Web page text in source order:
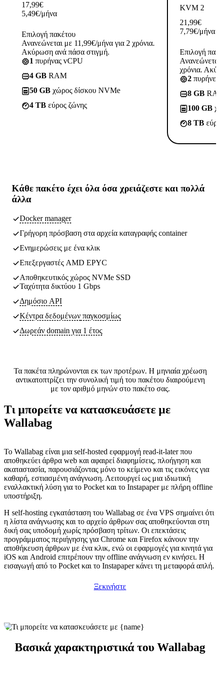
17,99€
5,49€/μήνα
Επιλογή πακέτου
Ανανεώνεται με 11,99€/μήνα για 2 χρόνια.
Ακύρωση ανά πάσα στιγμή.
1 πυρήνας vCPU
4 GB RAM
50 GB χώρος δίσκου NVMe
4 TB εύρος ζώνης
KVM 2
21,99€
7,79€/μήνα
Επιλογή
χρόνια.
2
8 GB
100 GB
8 TB
Κάθε πακέτο έχει όλα όσα χρειάζεστε και πολλά
άλλα
Docker manager
Γρήγορη πρόσβαση στα αρχεία καταγραφής container
Ενημερώσεις με ένα κλικ
Επεξεργαστές AMD EPYC
Αποθηκευτικός χώρος NVMe SSD
Ταχύτητα δικτύου 1 Gbps
Δημόσιο API
Κέντρα δεδομένων παγκοσμίως
Δωρεάν domain για 1 έτος
Τα πακέτα πληρώνονται εκ των προτέρων. Η μηνιαία χρέωση
αντικατοπτρίζει την συνολική τιμή του πακέτου διαιρούμενη
με τον αριθμό μηνών στο πακέτο σας.
Τι μπορείτε να κατασκευάσετε με
Wallabag
Το Wallabag είναι μια self-hosted εφαρμογή read-it-later που
αποθηκεύει άρθρα web και αφαιρεί διαφημίσεις, πλοήγηση και
ακαταστασία, παρουσιάζοντας μόνο το κείμενο και τις εικόνες για
καθαρή, εστιασμένη ανάγνωση. Λειτουργεί ως μια ιδιωτική
εναλλακτική λύση για το Pocket και το Instapaper με πλήρη offline
υποστήριξη.
Η self-hosting εγκατάσταση του Wallabag σε ένα VPS σημαίνει ότι
η λίστα ανάγνωσης και το αρχείο άρθρων σας αποθηκεύονται στη
δική σας υποδομή χωρίς πρόσβαση τρίτων. Οι επεκτάσεις
προγράμματος περιήγησης για Chrome και Firefox κάνουν την
αποθήκευση άρθρων με ένα κλικ, ενώ οι εφαρμογές για κινητά για
iOS και Android επιτρέπουν την offline ανάγνωση εν κινήσει. Η
εισαγωγή από το Pocket και το Instapaper κάνει τη μεταφορά απλή.
Ξεκινήστε
Βασικά χαρακτηριστικά του Wallabag